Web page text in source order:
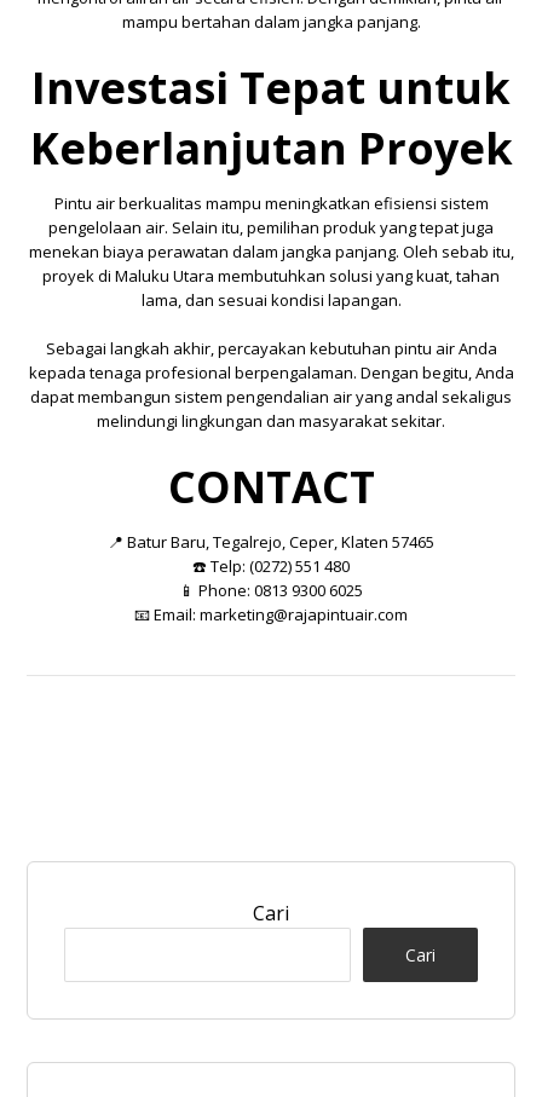
mampu bertahan dalam jangka panjang.
Investasi Tepat untuk
Keberlanjutan Proyek
Pintu air berkualitas mampu meningkatkan efisiensi sistem
pengelolaan air. Selain itu, pemilihan produk yang tepat juga
menekan biaya perawatan dalam jangka panjang. Oleh sebab itu,
proyek di Maluku Utara membutuhkan solusi yang kuat, tahan
lama, dan sesuai kondisi lapangan.
Sebagai langkah akhir, percayakan kebutuhan pintu air Anda
kepada tenaga profesional berpengalaman. Dengan begitu, Anda
dapat membangun sistem pengendalian air yang andal sekaligus
melindungi lingkungan dan masyarakat sekitar.
CONTACT
📍 Batur Baru, Tegalrejo, Ceper, Klaten 57465
☎️ Telp: (0272) 551 480
📱 Phone: 0813 9300 6025
📧 Email: marketing@rajapintuair.com
Cari
Cari